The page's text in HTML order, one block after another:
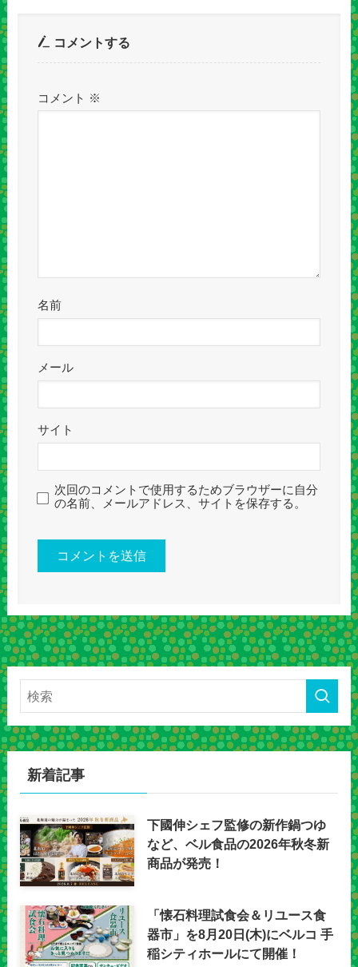
コメントする
コメント ※
名前
メール
サイト
次回のコメントで使用するためブラウザーに自分
の名前、メールアドレス、サイトを保存する。
新着記事
下國伸シェフ監修の新作鍋つゆ
など、ベル食品の2026年秋冬新
商品が発売！
「懐石料理試食会＆リユース食
器市」を8月20日(木)にベルコ 手
稲シティホールにて開催！